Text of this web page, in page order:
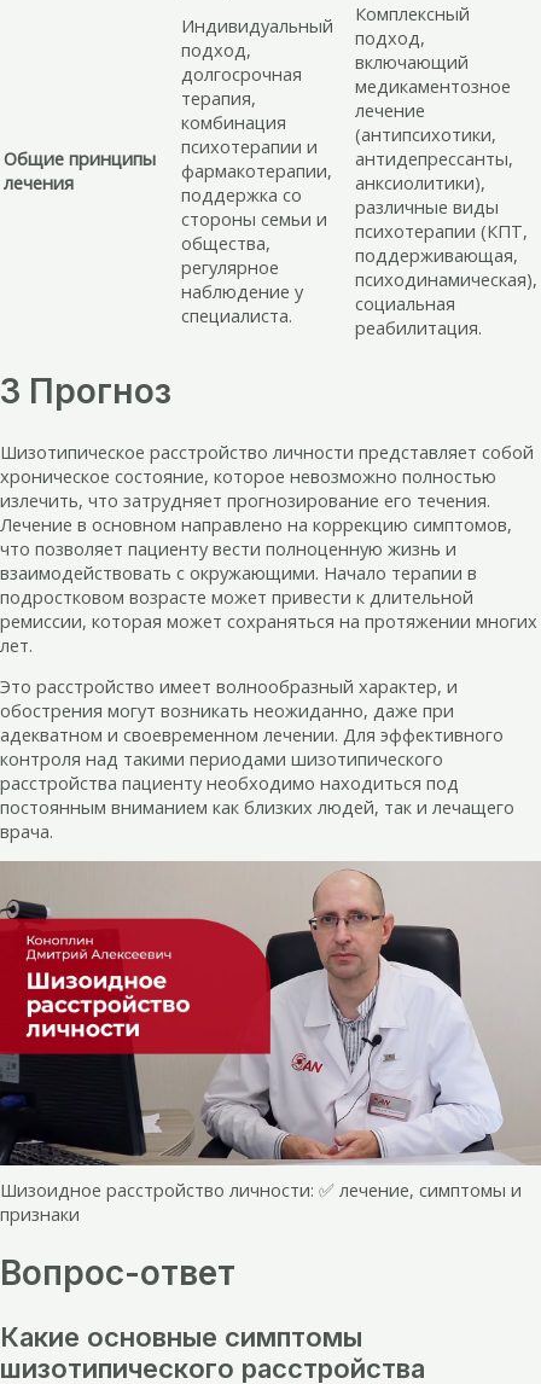
Общие принципы
лечения
Индивидуальный
подход,
долгосрочная
терапия,
комбинация
психотерапии и
фармакотерапии,
поддержка со
стороны семьи и
общества,
регулярное
наблюдение у
специалиста.
Комплексный
подход,
включающий
медикаментозное
лечение
(антипсихотики,
антидепрессанты,
анксиолитики),
различные виды
психотерапии (КПТ,
поддерживающая,
психодинамическая),
социальная
реабилитация.
3 Прогноз
Шизотипическое расстройство личности представляет собой
хроническое состояние, которое невозможно полностью
излечить, что затрудняет прогнозирование его течения.
Лечение в основном направлено на коррекцию симптомов,
что позволяет пациенту вести полноценную жизнь и
взаимодействовать с окружающими. Начало терапии в
подростковом возрасте может привести к длительной
ремиссии, которая может сохраняться на протяжении многих
лет.
Это расстройство имеет волнообразный характер, и
обострения могут возникать неожиданно, даже при
адекватном и своевременном лечении. Для эффективного
контроля над такими периодами шизотипического
расстройства пациенту необходимо находиться под
постоянным вниманием как близких людей, так и лечащего
врача.
Шизоидное расстройство личности: ✅ лечение, симптомы и
признаки
Вопрос-ответ
Какие основные симптомы
шизотипического расстройства